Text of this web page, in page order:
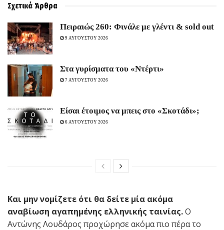
Σχετικά Άρθρα
Πειραιώς 260: Φινάλε με γλέντι & sold out
9 ΑΥΓΟΥΣΤΟΥ 2026
Στα γυρίσματα του «Ντέρτι»
7 ΑΥΓΟΥΣΤΟΥ 2026
Είσαι έτοιμος να μπεις στο «Σκοτάδι»;
6 ΑΥΓΟΥΣΤΟΥ 2026
Και μην νομίζετε ότι θα δείτε μία ακόμα
αναβίωση αγαπημένης ελληνικής ταινίας.Ο
Αντώνης Λουδάρος προχώρησε ακόμα πιο πέρα το